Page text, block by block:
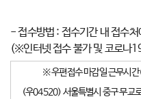
- 접수방법 : 접수기간 내 접수
(※인터넷 접수 불가 및 코로나
※ 우편접수 마감일 근무시
(우04520) 서울특별시 중구 무교